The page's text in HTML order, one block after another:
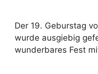
Der 19. Geburstag
wurde ausgiebig
wunderbares Fest